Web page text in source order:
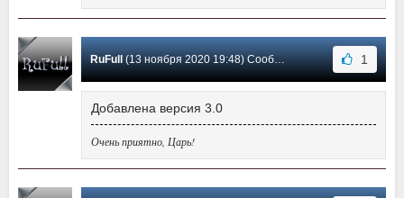
RuFull (13 ноября 2020 19:48) Сообщение #6 1
Добавлена версия 3.0
Очень приятно, Царь!